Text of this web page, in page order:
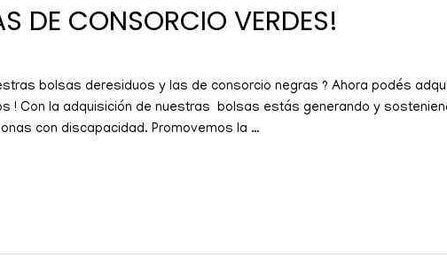
DE CONSORCIO VERDES!
bolsas deresiduos y las de consorcio negras ? Ahora podés
! Con la adquisición de nuestras bolsas estás generando y
con discapacidad. Promovemos la …